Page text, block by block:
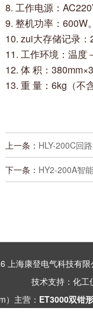
8. 工作电源：
9. 整机功率：600W
10. zui大存储记录
11. 工作环境：温
12. 体 积：
13. 重 量：6kg（不
上一条： HLY-200C回
下一条： HY2-200A智
上海康登电气科技有
技术支持： 化工
）主营： ET3000双钳